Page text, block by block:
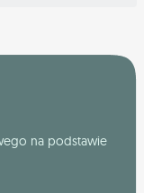
na podstawie